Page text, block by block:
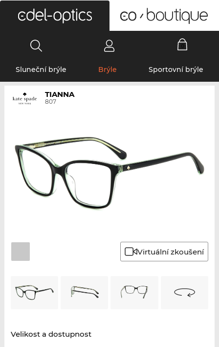
Sluneční brýle Brýle Sportovní brýle
TIANNA
807
Virtuální zkoušení
Velikost a dostupnost